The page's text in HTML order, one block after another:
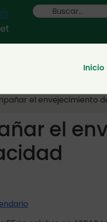
Inicio
el envejecimiento
el